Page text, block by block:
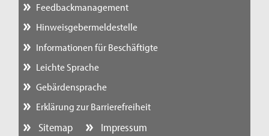
Feedbackmanagement
Hinweisgebermeldestelle
Informationen für Beschäftigte
Leichte Sprache
Gebärdensprache
Erklärung zur Barrierefreiheit
Sitemap Impressum